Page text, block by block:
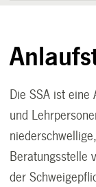
Die SSA ist
und
Beratungsstelle
der